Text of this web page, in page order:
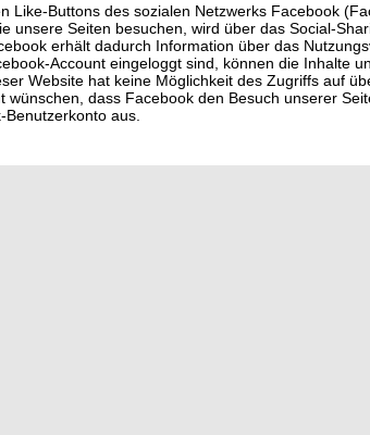
Like-Buttons des sozialen Netzwerks Facebook
unsere Seiten besuchen, wird über das Social-
erhält dadurch Information über das
Account eingeloggt sind, können die Inhalte
Website hat keine Möglichkeit des Zugriffs auf
wünschen, dass Facebook den Besuch unserer
aus.